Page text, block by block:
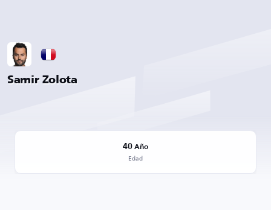
Samir Zolota
40 Año
Edad